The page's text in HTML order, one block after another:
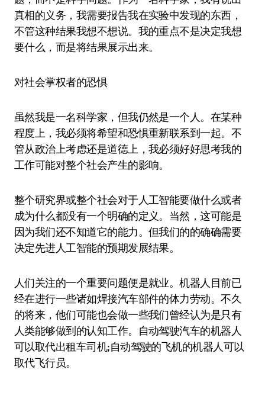
真相的义务，我需要报告我在实验中发现的东西，
不管这种结果我想不想说。我的重点不是决定我想
要什么，而是将结果展示出来。
对社会掌权者的恐惧
虽然我是一名科学家，但我仍然是一个人。在某种
程度上，我必须将希望和恐惧重新联系到一起。不
管从政治上考虑还是道德上，我必须好好思考我的
工作可能对整个社会产生的影响。
整个研究界或整个社会对于人工智能要做什么或者
成为什么都没有一个明确的定义。当然，这可能是
因为我们还不知道它的能力。但我们的的确确需要
决定先进人工智能的预期发展结果。
人们关注的一个重要问题便是就业。机器人目前已
经在进行一些诸如焊接汽车部件的体力劳动。不久
的将来，他们可能也会做一些我们曾经认为是只有
人类能够做到的认知工作。自动驾驶汽车的机器人
可以取代出租车司机;自动驾驶的飞机的机器人可以
取代飞行员。